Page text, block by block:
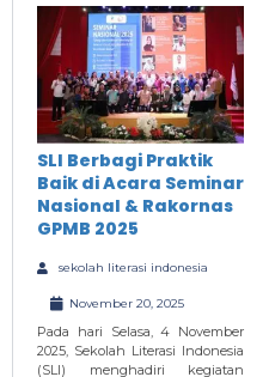
SLI Berbagi Praktik
Baik di Acara Seminar
Nasional & Rakornas
GPMB 2025
sekolah literasi indonesia
November 20, 2025
Pada hari Selasa, 4 November
2025, Sekolah Literasi Indonesia
(SLI) menghadiri kegiatan